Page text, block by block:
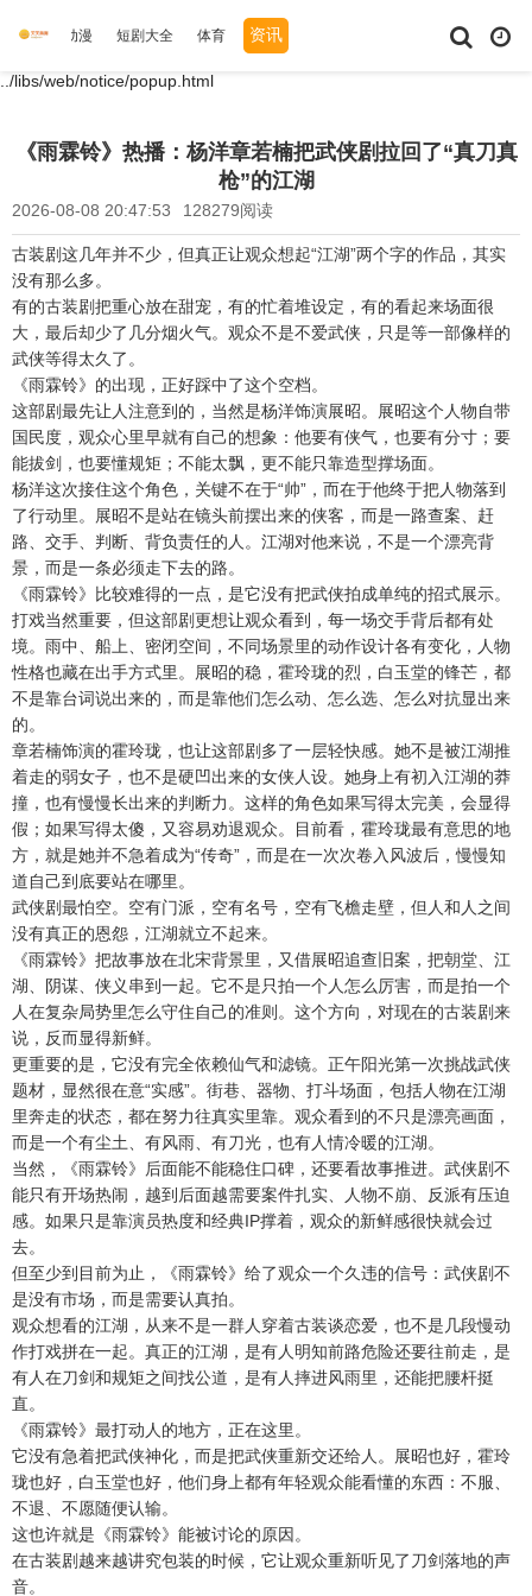
综艺 动漫 短剧大全 体育 资讯
../libs/web/notice/popup.html
《雨霖铃》热播：杨洋章若楠把武侠剧拉回了“真刀真
枪”的江湖
2026-08-08 20:47:53 128279阅读
古装剧这几年并不少，但真正让观众想起“江湖”两个字的作品，其实
没有那么多。
有的古装剧把重心放在甜宠，有的忙着堆设定，有的看起来场面很
大，最后却少了几分烟火气。观众不是不爱武侠，只是等一部像样的
武侠等得太久了。
《雨霖铃》的出现，正好踩中了这个空档。
这部剧最先让人注意到的，当然是杨洋饰演展昭。展昭这个人物自带
国民度，观众心里早就有自己的想象：他要有侠气，也要有分寸；要
能拔剑，也要懂规矩；不能太飘，更不能只靠造型撑场面。
杨洋这次接住这个角色，关键不在于“帅”，而在于他终于把人物落到
了行动里。展昭不是站在镜头前摆出来的侠客，而是一路查案、赶
路、交手、判断、背负责任的人。江湖对他来说，不是一个漂亮背
景，而是一条必须走下去的路。
《雨霖铃》比较难得的一点，是它没有把武侠拍成单纯的招式展示。
打戏当然重要，但这部剧更想让观众看到，每一场交手背后都有处
境。雨中、船上、密闭空间，不同场景里的动作设计各有变化，人物
性格也藏在出手方式里。展昭的稳，霍玲珑的烈，白玉堂的锋芒，都
不是靠台词说出来的，而是靠他们怎么动、怎么选、怎么对抗显出来
的。
章若楠饰演的霍玲珑，也让这部剧多了一层轻快感。她不是被江湖推
着走的弱女子，也不是硬凹出来的女侠人设。她身上有初入江湖的莽
撞，也有慢慢长出来的判断力。这样的角色如果写得太完美，会显得
假；如果写得太傻，又容易劝退观众。目前看，霍玲珑最有意思的地
方，就是她并不急着成为“传奇”，而是在一次次卷入风波后，慢慢知
道自己到底要站在哪里。
武侠剧最怕空。空有门派，空有名号，空有飞檐走壁，但人和人之间
没有真正的恩怨，江湖就立不起来。
《雨霖铃》把故事放在北宋背景里，又借展昭追查旧案，把朝堂、江
湖、阴谋、侠义串到一起。它不是只拍一个人怎么厉害，而是拍一个
人在复杂局势里怎么守住自己的准则。这个方向，对现在的古装剧来
说，反而显得新鲜。
更重要的是，它没有完全依赖仙气和滤镜。正午阳光第一次挑战武侠
题材，显然很在意“实感”。街巷、器物、打斗场面，包括人物在江湖
里奔走的状态，都在努力往真实里靠。观众看到的不只是漂亮画面，
而是一个有尘土、有风雨、有刀光，也有人情冷暖的江湖。
当然，《雨霖铃》后面能不能稳住口碑，还要看故事推进。武侠剧不
能只有开场热闹，越到后面越需要案件扎实、人物不崩、反派有压迫
感。如果只是靠演员热度和经典IP撑着，观众的新鲜感很快就会过
去。
但至少到目前为止，《雨霖铃》给了观众一个久违的信号：武侠剧不
是没有市场，而是需要认真拍。
观众想看的江湖，从来不是一群人穿着古装谈恋爱，也不是几段慢动
作打戏拼在一起。真正的江湖，是有人明知前路危险还要往前走，是
有人在刀剑和规矩之间找公道，是有人摔进风雨里，还能把腰杆挺
直。
《雨霖铃》最打动人的地方，正在这里。
它没有急着把武侠神化，而是把武侠重新交还给人。展昭也好，霍玲
珑也好，白玉堂也好，他们身上都有年轻观众能看懂的东西：不服、
不退、不愿随便认输。
这也许就是《雨霖铃》能被讨论的原因。
在古装剧越来越讲究包装的时候，它让观众重新听见了刀剑落地的声
音。